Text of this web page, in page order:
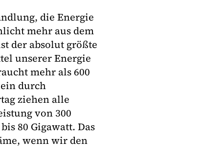
die Energie
mehr aus dem
der absolut größte
unserer Energie
mehr als 600
durch
ziehen alle
von 300
80 Gigawatt. Das
wenn wir den